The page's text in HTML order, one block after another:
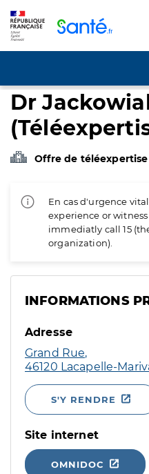
Dr
Offre de téléexpertise
En cas d'urgence
experience or
immediatly call 15
organization).
INFORMATIONS
Adresse
Grand Rue,
46120 Lacapelle-
S'Y RENDRE
Site internet
OMNIDOC